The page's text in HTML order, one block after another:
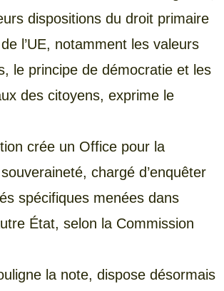
dispositions du droit primaire
l’UE, notamment les valeurs
le principe de démocratie et les
des citoyens, exprime le
crée un Office pour la
chargé d’enquêter
spécifiques menées dans
État, selon la Commission
la note, dispose désormais